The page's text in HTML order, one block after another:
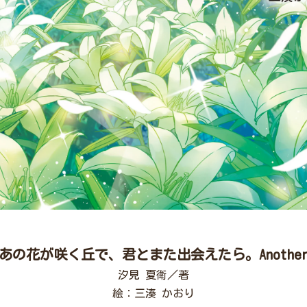
の花が咲く丘で、君とまた出会えたら。
汐見 夏衛／著
絵：三湊 かおり